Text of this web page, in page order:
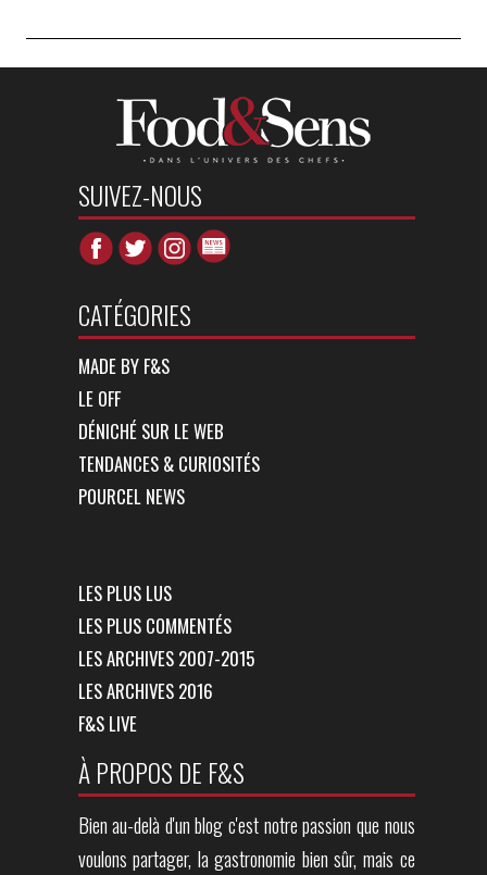
SUIVEZ-NOUS
CATÉGORIES
MADE BY F&S
LE OFF
DÉNICHÉ SUR LE WEB
TENDANCES & CURIOSITÉS
POURCEL NEWS
LES PLUS LUS
LES PLUS COMMENTÉS
LES ARCHIVES 2007-2015
LES ARCHIVES 2016
F&S LIVE
À PROPOS DE F&S
Bien au-delà d'un blog c'est notre passion que nous
voulons partager, la gastronomie bien sûr, mais ce